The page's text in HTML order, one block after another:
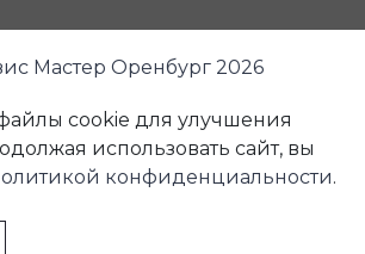
Мастер Оренбург 2026
cookie для улучшения
использовать сайт, вы
конфиденциальности.